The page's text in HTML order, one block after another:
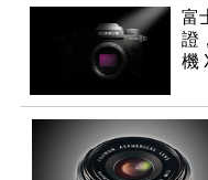
富
證
機